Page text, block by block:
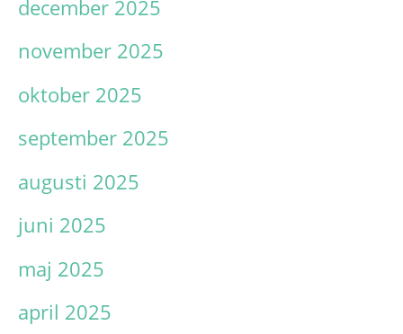
december 2025
november 2025
oktober 2025
september 2025
augusti 2025
juni 2025
maj 2025
april 2025